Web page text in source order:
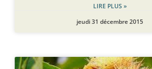
LIRE PLUS »
jeudi 31 décembre 2015